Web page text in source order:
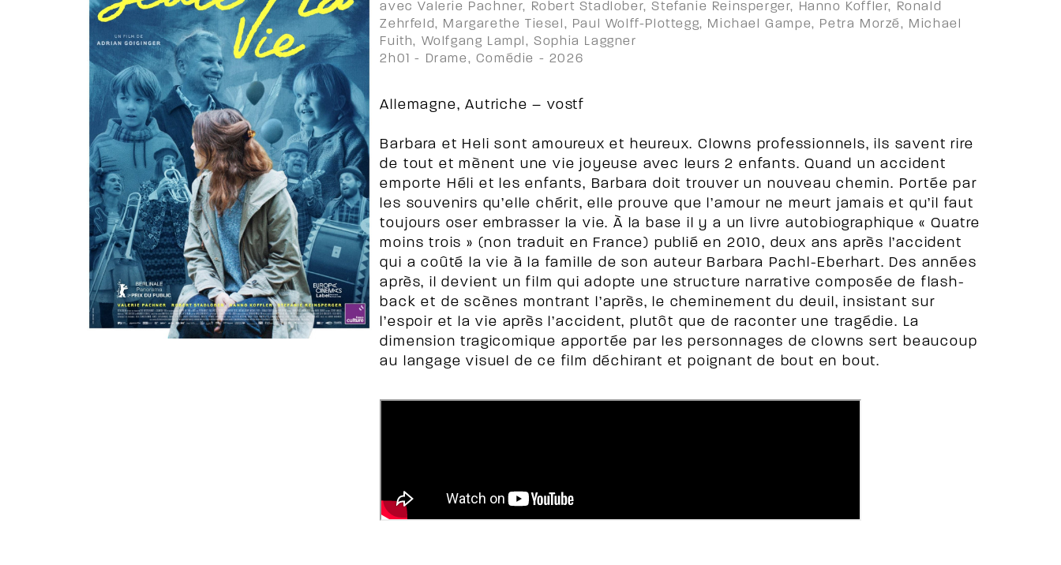
avec Valerie Pachner, Robert Stadlober, Stefanie Reinsperger, Hanno Koffler, Ronald
Zehrfeld, Margarethe Tiesel, Paul Wolff-Plottegg, Michael Gampe, Petra Morzé, Michael
Fuith, Wolfgang Lampl, Sophia Laggner
2h01 - Drame, Comédie - 2026
Allemagne, Autriche – vostf
Barbara et Heli sont amoureux et heureux. Clowns professionnels, ils savent rire
de tout et mènent une vie joyeuse avec leurs 2 enfants. Quand un accident
emporte Héli et les enfants, Barbara doit trouver un nouveau chemin. Portée par
les souvenirs qu’elle chérit, elle prouve que l’amour ne meurt jamais et qu’il faut
toujours oser embrasser la vie. À la base il y a un livre autobiographique « Quatre
moins trois » (non traduit en France) publié en 2010, deux ans après l’accident
qui a coûté la vie à la famille de son auteur Barbara Pachl-Eberhart. Des années
après, il devient un film qui adopte une structure narrative composée de flash-
back et de scènes montrant l’après, le cheminement du deuil, insistant sur
l’espoir et la vie après l’accident, plutôt que de raconter une tragédie. La
dimension tragicomique apportée par les personnages de clowns sert beaucoup
au langage visuel de ce film déchirant et poignant de bout en bout.